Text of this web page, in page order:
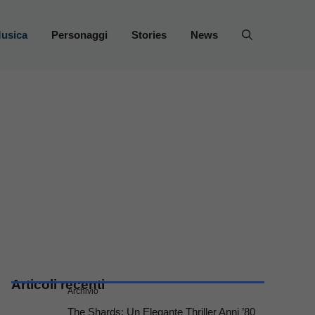
Personaggi Stories News
Articoli recenti
Archivio
The Shards: Un Elegante Thriller Anni ’80